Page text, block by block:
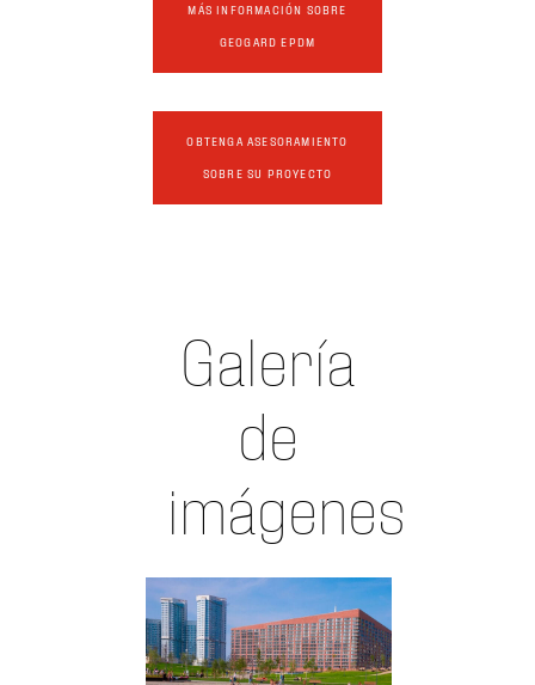
MÁS INFORMACIÓN SOBRE
GEOGARD EPDM
OBTENGA ASESORAMIENTO
SOBRE SU PROYECTO
Galería
de
imágenes